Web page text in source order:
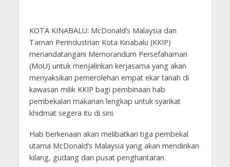
KOTA KINABALU: McDonald’s Malaysia dan
Taman Perindustrian Kota Kinabalu (KKIP)
menandatangani Memorandum Persefahaman
(MoU) untuk menjalinkan kerjasama yang akan
menyaksikan pemerolehan empat ekar tanah di
kawasan milik KKIP bagi pembinaan hab
pembekalan makanan lengkap untuk syarikat
khidmat segera itu di sini.
Hab berkenaan akan melibatkan tiga pembekal
utama McDonald’s Malaysia yang akan mendirikan
kilang, gudang dan pusat penghantaran.